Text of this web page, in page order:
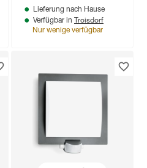
Lieferung nach Hause
Verfügbar in Troisdorf
Nur wenige verfügbar